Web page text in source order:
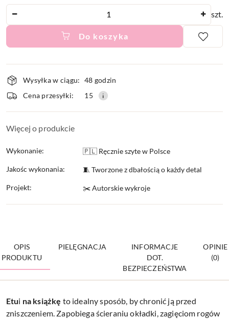
szt.
Do koszyka
i
dostawa
Wysyłka w ciągu: 48 godzin
Cena przesyłki:
15
Więcej o produkcie
Wykonanie: 🇵🇱 Ręcznie szyte w Polsce
Jakośc wykonania: 🧵 Tworzone z dbałością o każdy detal
Projekt: ✂️ Autorskie wykroje
OPIS
PRODUKTU
PIELĘGNACJA
INFORMACJE
DOT.
BEZPIECZEŃSTWA
OPINIE
(0)
Etui na książkę to idealny sposób, by chronić ją przed
zniszczeniem. Zapobiega ścieraniu okładki, zagięciom rogów